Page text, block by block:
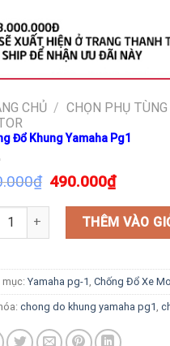
CHỦ / CHỌN PHỤ TÙNG
Đổ Khung Yamaha Pg1
₫ 490.000₫
Đổ Khung Yamaha Pg1 số
THÊM VÀO
mục: Yamaha pg-1 Chống Đổ Xe
chong do khung yamaha pg1